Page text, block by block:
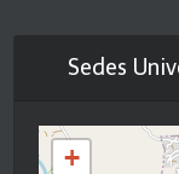
Sedes
+